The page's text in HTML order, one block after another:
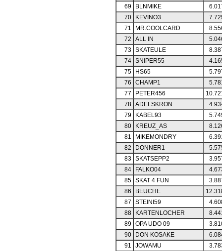
69
BLNMIKE
70
KEVINO3
71
MR.COOLCARD
72
ALL IN
73
SKATEULE
74
SNIPER55
75
HS65
76
CHAMP1
77
PETER456
78
ADELSKRON
79
KABEL93
80
KREUZ_AS
81
MIKEMONDRY
82
DONNER1
83
SKATSEPP2
84
FALKO04
85
SKAT 4 FUN
86
BEUCHE
87
STEINI59
88
KARTENLOCHER
89
OPA UDO 09
90
DON KOSAKE
91
JOWAMU